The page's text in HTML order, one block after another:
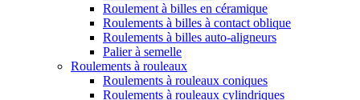
Roulement à billes en céramique
Roulements à billes à contact oblique
Roulements à billes auto-aligneurs
Palier à semelle
Roulements à rouleaux
Roulements à rouleaux coniques
Roulements à rouleaux cylindriques